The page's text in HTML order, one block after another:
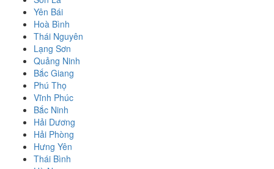
Yên Bái
Hoà Bình
Thái Nguyên
Lạng Sơn
Quảng Ninh
Bắc Giang
Phú Thọ
Vĩnh Phúc
Bắc Ninh
Hải Dương
Hải Phòng
Hưng Yên
Thái Bình